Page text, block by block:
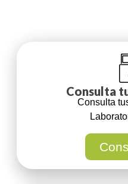
Consulta
Consulta